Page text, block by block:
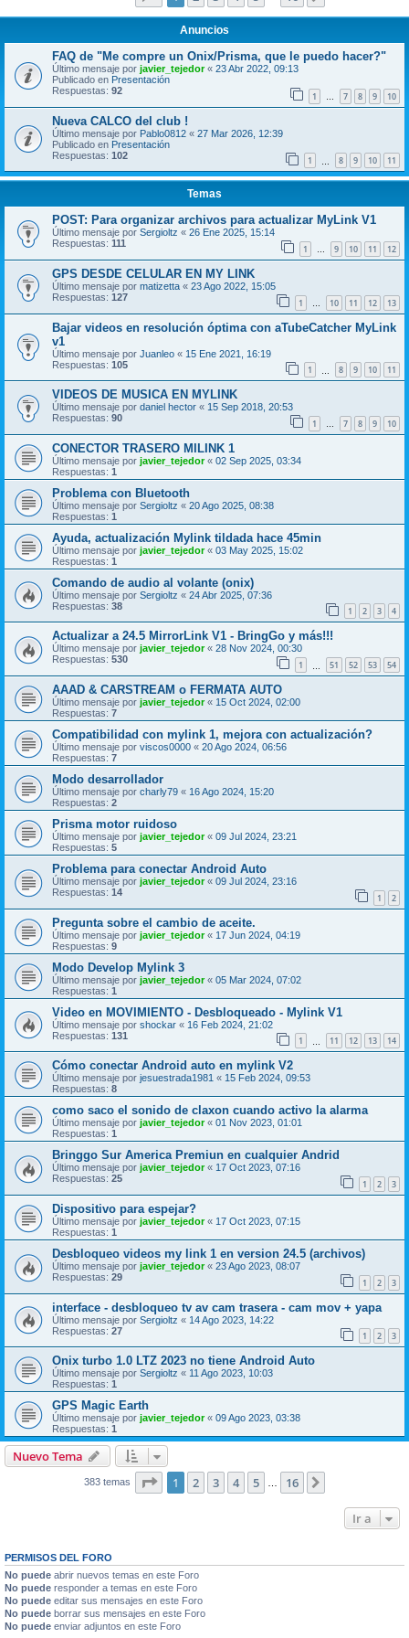
Anuncios
FAQ de "Me compre un Onix/Prisma, que le puedo hacer?"
Último mensaje por javier_tejedor« 23 Abr 2022, 09:13
Publicado en Presentación
Respuestas: 92 1 … 7 8 9 10
Nueva CALCO del club !
Último mensaje por Pablo0812 « 27 Mar 2026, 12:39
Publicado en Presentación
Respuestas: 102 1 8 9 10 11
Temas
POST: Para organizar archivos para actualizar MyLink V1
Último mensaje por Sergioltz « 26 Ene 2025, 15:14
Respuestas: 111 1 … 9 10 11 12
GPS DESDE CELULAR EN MY LINK
Último mensaje por matizetta « 23 Ago 2022, 15:05
Respuestas: 127 1 … 10 11 12 13
Bajar videos en resolución óptima con aTubeCatcher MyLink
v1
Último mensaje por Juanleo « 15 Ene 2021, 16:19
Respuestas: 105 1 8 9 10 11
VIDEOS DE MUSICA EN MYLINK
Último mensaje por daniel hector « 15 Sep 2018, 20:53
Respuestas: 90 1 … 7 8 9 10
CONECTOR TRASERO MILINK 1
Último mensaje por javier_tejedor« 02 Sep 2025, 03:34
Respuestas: 1
Problema con Bluetooth
Último mensaje por Sergioltz « 20 Ago 2025, 08:38
Respuestas: 1
Ayuda, actualización Mylink tildada hace 45min
Último mensaje por javier_tejedor« 03 May 2025, 15:02
Respuestas: 1
Comando de audio al volante (onix)
Último mensaje por Sergioltz « 24 Abr 2025, 07:36
Respuestas: 38 1 2 3 4
Actualizar a 24.5 MirrorLink V1 - BringGo y más!!!
Último mensaje por javier_tejedor« 28 Nov 2024, 00:30
Respuestas: 530 1 51 52 53 54
AAAD & CARSTREAM o FERMATA AUTO
Último mensaje por javier_tejedor« 15 Oct 2024, 02:00
Respuestas: 7
Compatibilidad con mylink 1, mejora con actualización?
Último mensaje por viscos0000 « 20 Ago 2024, 06:56
Respuestas: 7
Modo desarrollador
Último mensaje por charly79 « 16 Ago 2024, 15:20
Respuestas: 2
Prisma motor ruidoso
Último mensaje por javier_tejedor« 09 Jul 2024, 23:21
Respuestas: 5
Problema para conectar Android Auto
Último mensaje por javier_tejedor« 09 Jul 2024, 23:16
Respuestas: 14 1 2
Pregunta sobre el cambio de aceite.
Último mensaje por javier_tejedor« 17 Jun 2024, 04:19
Respuestas: 9
Modo Develop Mylink 3
Último mensaje por javier_tejedor« 05 Mar 2024, 07:02
Respuestas: 1
Video en MOVIMIENTO - Desbloqueado - Mylink V1
Último mensaje por shockar « 16 Feb 2024, 21:02
Respuestas: 131 1 11 12 13 14
Cómo conectar Android auto en mylink V2
Último mensaje por jesuestrada1981 « 15 Feb 2024, 09:53
Respuestas: 8
como saco el sonido de claxon cuando activo la alarma
Último mensaje por javier_tejedor« 01 Nov 2023, 01:01
Respuestas: 1
Bringgo Sur America Premiun en cualquier Andrid
Último mensaje por javier_tejedor« 17 Oct 2023, 07:16
Respuestas: 25 1 2 3
Dispositivo para espejar?
Último mensaje por javier_tejedor« 17 Oct 2023, 07:15
Respuestas: 1
Desbloqueo videos my link 1 en version 24.5 (archivos)
Último mensaje por javier_tejedor« 23 Ago 2023, 08:07
Respuestas: 29 1 2 3
interface - desbloqueo tv av cam trasera - cam mov + yapa
Último mensaje por Sergioltz « 14 Ago 2023, 14:22
Respuestas: 27 1 2 3
Onix turbo 1.0 LTZ 2023 no tiene Android Auto
Último mensaje por Sergioltz « 11 Ago 2023, 10:03
Respuestas: 1
GPS Magic Earth
Último mensaje por javier_tejedor« 09 Ago 2023, 03:38
Respuestas: 1
Nuevo Tema
383 temas Página de 16
1 2 3 4 5 16
Ir a
PERMISOS DEL FORO
No puede abrir nuevos temas en este Foro
No puede responder a temas en este Foro
No puede editar sus mensajes en este Foro
No puede borrar sus mensajes en este Foro
No puede enviar adjuntos en este Foro